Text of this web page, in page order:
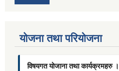
याेजना तथा परियाेजना
विषयगत योजाना तथा कार्यक्रमहरु ।